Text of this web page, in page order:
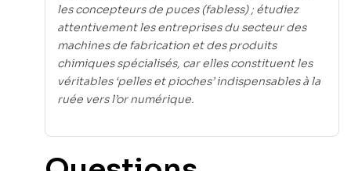
les concepteurs de puces (fabless) ; étudiez
attentivement les entreprises du secteur des
machines de fabrication et des produits
chimiques spécialisés, car elles constituent les
véritables ‘pelles et pioches’ indispensables à la
ruée vers l’or numérique.